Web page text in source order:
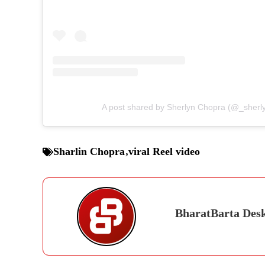
A post shared by Sherlyn Chopra
Sharlin Chopra,viral Reel video
BharatBarta